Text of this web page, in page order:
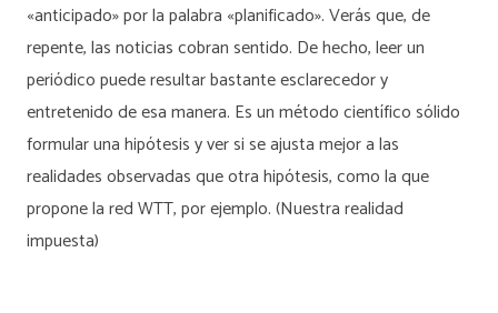
«anticipado» por la palabra «planificado». Verás que, de
repente, las noticias cobran sentido. De hecho, leer un
periódico puede resultar bastante esclarecedor y
entretenido de esa manera. Es un método científico sólido
formular una hipótesis y ver si se ajusta mejor a las
realidades observadas que otra hipótesis, como la que
propone la red WTT, por ejemplo. (Nuestra realidad
impuesta)